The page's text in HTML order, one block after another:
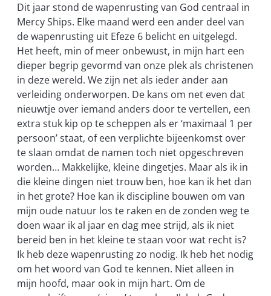
Dit jaar stond de wapenrusting van God centraal in
Mercy Ships. Elke maand werd een ander deel van
de wapenrusting uit Efeze 6 belicht en uitgelegd.
Het heeft, min of meer onbewust, in mijn hart een
dieper begrip gevormd van onze plek als christenen
in deze wereld. We zijn net als ieder ander aan
verleiding onderworpen. De kans om net even dat
nieuwtje over iemand anders door te vertellen, een
extra stuk kip op te scheppen als er ‘maximaal 1 per
persoon’ staat, of een verplichte bijeenkomst over
te slaan omdat de namen toch niet opgeschreven
worden… Makkelijke, kleine dingetjes. Maar als ik in
die kleine dingen niet trouw ben, hoe kan ik het dan
in het grote? Hoe kan ik discipline bouwen om van
mijn oude natuur los te raken en de zonden weg te
doen waar ik al jaar en dag mee strijd, als ik niet
bereid ben in het kleine te staan voor wat recht is?
Ik heb deze wapenrusting zo nodig. Ik heb het nodig
om het woord van God te kennen. Niet alleen in
mijn hoofd, maar ook in mijn hart. Om de